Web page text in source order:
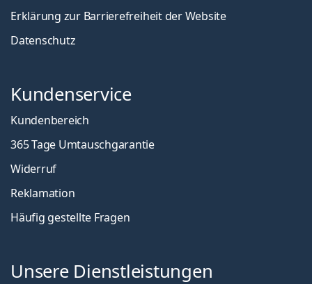
Erklärung zur Barrierefreiheit der Website
Datenschutz
Kundenservice
Kundenbereich
365 Tage Umtauschgarantie
Widerruf
Reklamation
Häufig gestellte Fragen
Unsere Dienstleistungen